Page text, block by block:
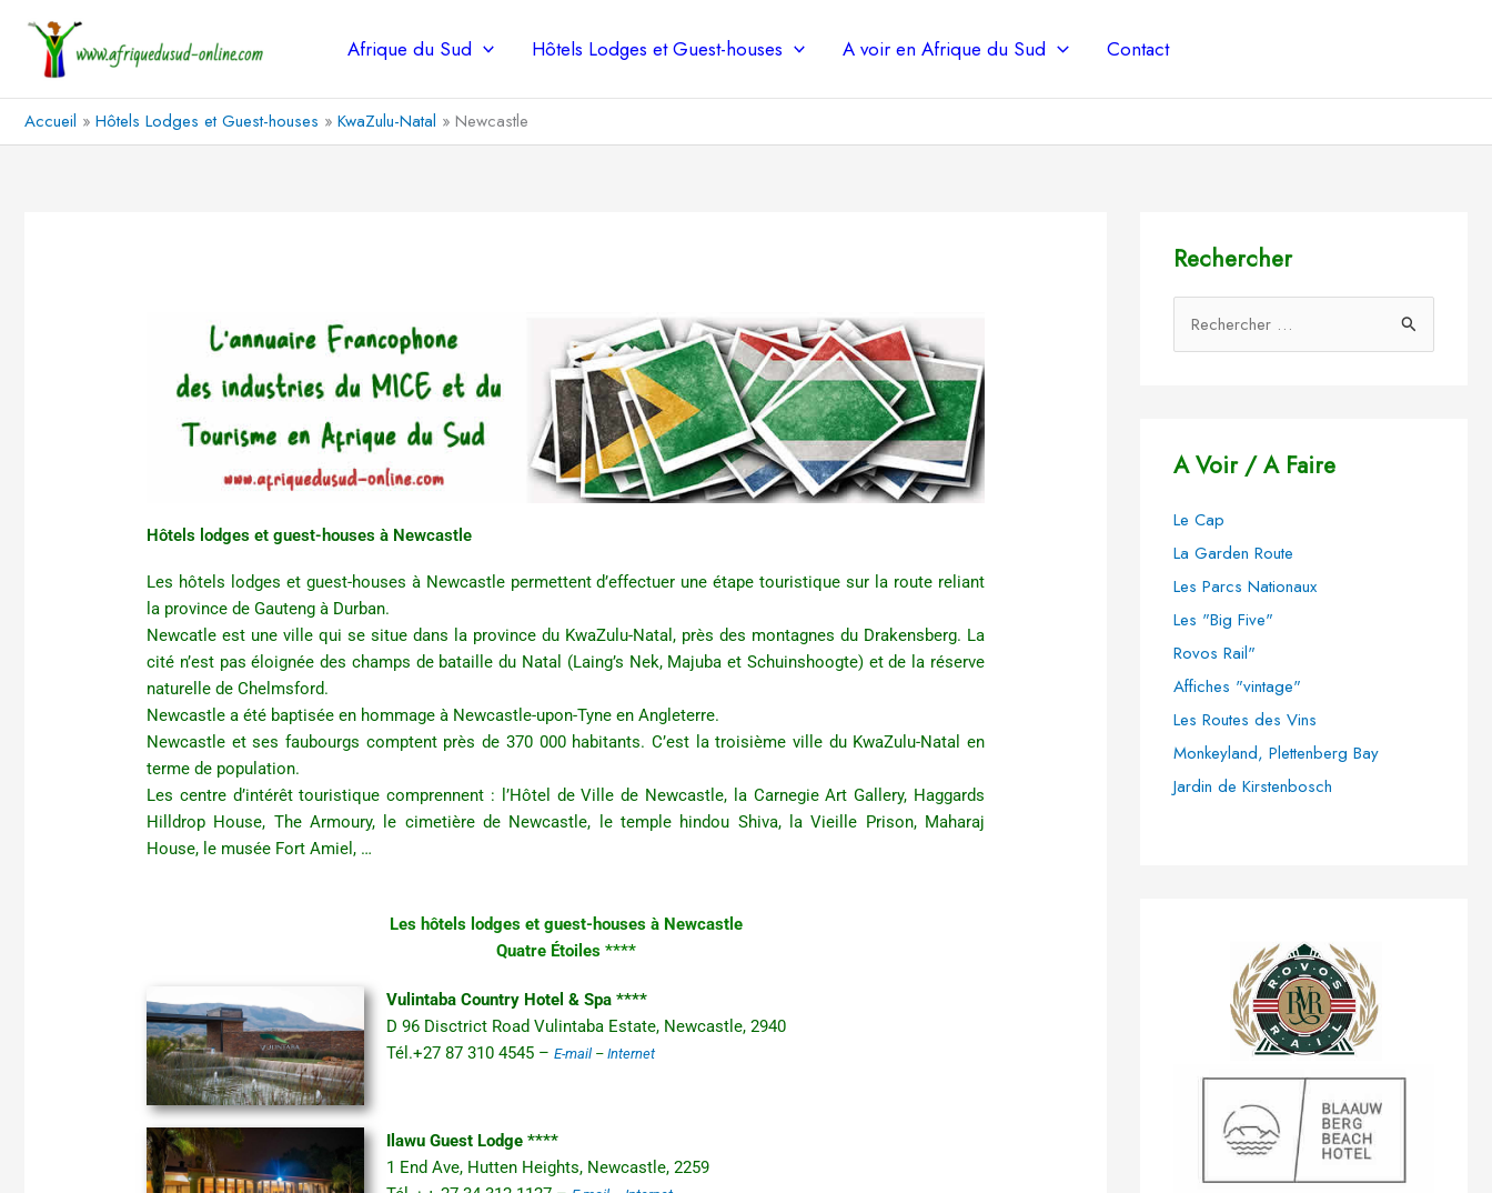
contenu
Afrique du Sud Hôtels Lodges et Guest-houses A voir en Afrique du Sud Contact
Accueil Hôtels Lodges et Guest-houses KwaZulu-Natal Newcastle
Hôtels lodges et guest-houses à Newcastle
Les hôtels lodges et guest-houses à Newcastle permettent d’effectuer une étape touristique sur la route reliant
la province de Gauteng à Durban.
Newcatle est une ville qui se situe dans la province du KwaZulu-Natal, près des montagnes du Drakensberg. La
cité n’est pas éloignée des champs de bataille du Natal (Laing’s Nek, Majuba et Schuinshoogte) et de la réserve
naturelle de Chelmsford.
Newcastle a été baptisée en hommage à Newcastle-upon-Tyne en Angleterre.
Newcastle et ses faubourgs comptent près de 370 000 habitants. C’est la troisième ville du KwaZulu-Natal en
terme de population.
Les centre d’intérêt touristique comprennent : l’Hôtel de Ville de Newcastle, la Carnegie Art Gallery, Haggards
Hilldrop House, The Armoury, le cimetière de Newcastle, le temple hindou Shiva, la Vieille Prison, Maharaj
House, le musée Fort Amiel, …
Les hôtels lodges et guest-houses à Newcastle
Quatre Étoiles ****
Vulintaba Country Hotel & Spa ****
D 96 Disctrict Road Vulintaba Estate, Newcastle, 2940
Tél.+27 87 310 4545 –E-mail –Internet
Ilawu Guest Lodge ****
1 End Ave, Hutten Heights, Newcastle, 2259
Rechercher
e
c
h
e
r
:
A Voir / A Faire
Le Cap
La Garden Route
Les Parcs Nationaux
Les "Big Five"
Rovos Rail"
Affiches "vintage"
Les Routes des Vins
Monkeyland, Plettenberg Bay
Jardin de Kirstenbosch